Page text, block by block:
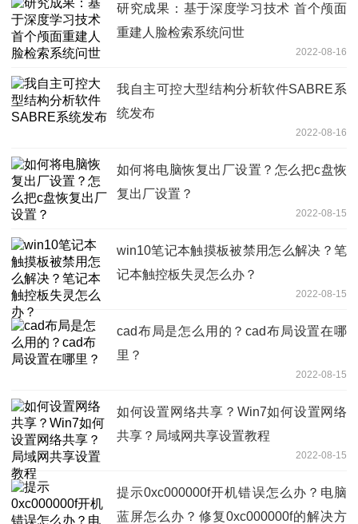
研究成果：基于深度学习技术 首个颅面
重建人脸检索系统问世
2022-08-16
我自主可控大型结构分析软件SABRE系
统发布
2022-08-16
如何将电脑恢复出厂设置？怎么把c盘恢
复出厂设置？
2022-08-15
win10笔记本触摸板被禁用怎么解决？笔
记本触控板失灵怎么办？
2022-08-15
cad布局是怎么用的？cad布局设置在哪
里？
2022-08-15
如何设置网络共享？Win7如何设置网络
共享？局域网共享设置教程
2022-08-15
提示0xc000000f开机错误怎么办？电脑
蓝屏怎么办？修复0xc000000f的解决方